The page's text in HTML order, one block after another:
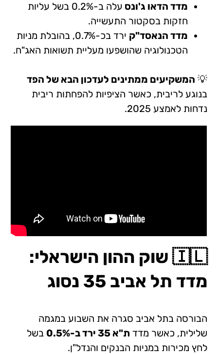
מדד הדאו ג'ונס
עלה ב-0.2% בשל עליות
חזקות בסקטור התעשייה.
מדד הנאסד"ק
ירד בכ-0.7%, בהובלת מניות
הטכנולוגיה שהושפעו מעליית תשואות האג"ח.
💡 המשקיעים ממתינים לעדכון הבא של הפד
בנוגע לריבית, כאשר הציפיות להפחתות ריבית
נדחות לאמצע 2025.
🇮🇱 שוק ההון הישראלי:
מדד תל אביב 35 נסוג
הבורסה בתל אביב סגרה את השבוע במגמה
שלילית, כאשר מדד ת"א 35 ירד ב-0.5%
בשל
לחץ מכירות במניות הבנקים והנדל"ן.